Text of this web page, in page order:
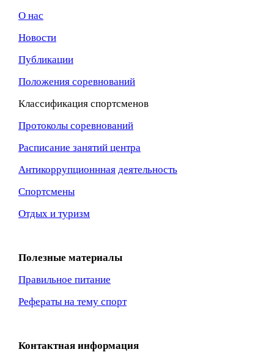
О нас
Новости
Публикации
Положения соревнований
Классификация спортсменов
Протоколы соревнований
Расписание занятий центра
Антикоррупционнная деятельность
Спортсмены
Отдых и туризм
Полезные материалы
Правильное питание
Рефераты на тему спорт
Контактная информация